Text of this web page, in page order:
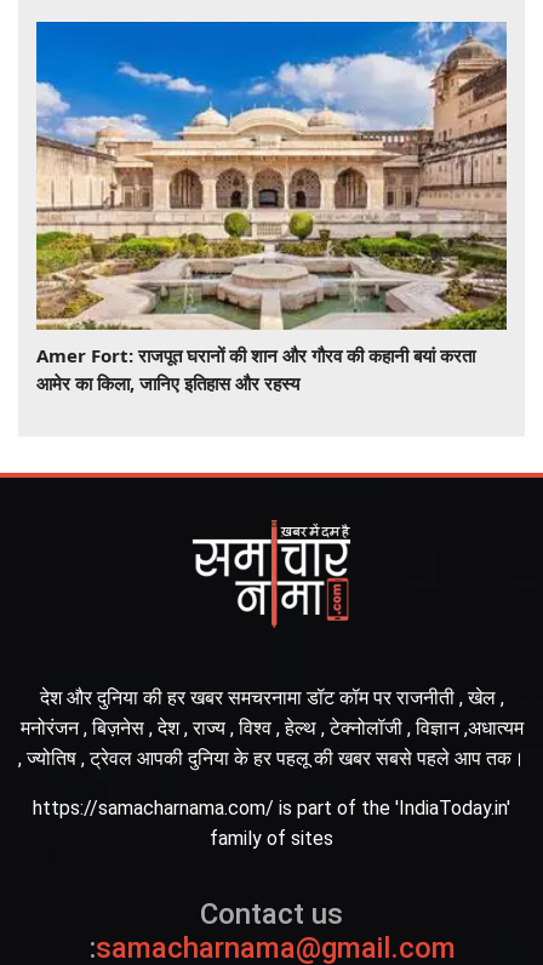
Amer Fort: राजपूत घरानों की शान और गौरव की कहानी बयां करता
आमेर का किला, जानिए इतिहास और रहस्य
देश और दुनिया की हर खबर समचरनामा डॉट कॉम पर राजनीती , खेल ,
मनोरंजन , बिज़नेस , देश , राज्य , विश्व , हेल्थ , टेक्नोलॉजी , विज्ञान ,अधात्यम
, ज्योतिष , ट्रेवल आपकी दुनिया के हर पहलू की खबर सबसे पहले आप तक।
https://samacharnama.com/ is part of the 'IndiaToday.in'
family of sites
Contact us
:samacharnama@gmail.com